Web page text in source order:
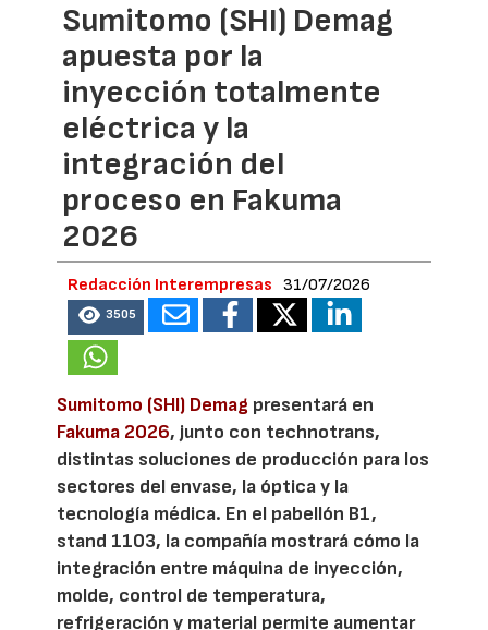
Sumitomo (SHI) Demag
apuesta por la
inyección totalmente
eléctrica y la
integración del
proceso en Fakuma
2026
Redacción Interempresas 31/07/2026
3505
Sumitomo (SHI) Demag presentará en
Fakuma 2026, junto con technotrans,
distintas soluciones de producción para los
sectores del envase, la óptica y la
tecnología médica. En el pabellón B1,
stand 1103, la compañía mostrará cómo la
integración entre máquina de inyección,
molde, control de temperatura,
refrigeración y material permite aumentar